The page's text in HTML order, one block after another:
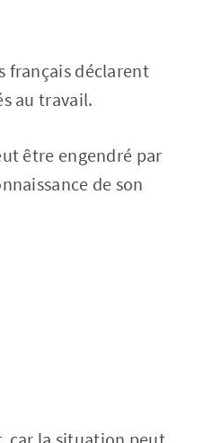
français déclarent
au travail.
être engendré par
de son